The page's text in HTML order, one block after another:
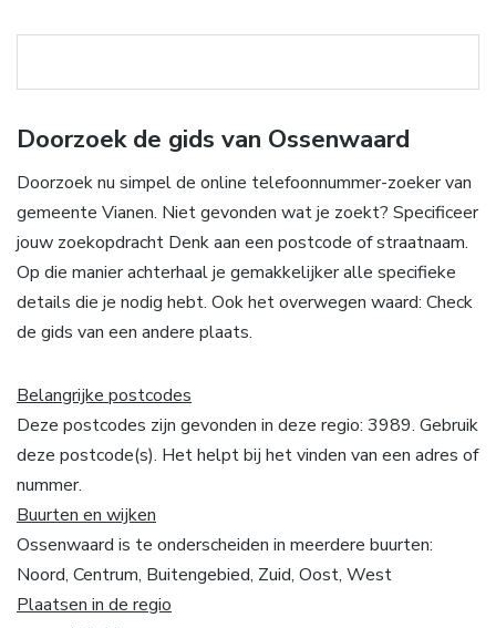
Doorzoek de gids van Ossenwaard
Doorzoek nu simpel de online telefoonnummer-zoeker van
gemeente Vianen. Niet gevonden wat je zoekt? Specificeer
jouw zoekopdracht Denk aan een postcode of straatnaam.
Op die manier achterhaal je gemakkelijker alle specifieke
details die je nodig hebt. Ook het overwegen waard: Check
de gids van een andere plaats.
Belangrijke postcodes
Deze postcodes zijn gevonden in deze regio: 3989. Gebruik
deze postcode(s). Het helpt bij het vinden van een adres of
nummer.
Buurten en wijken
Ossenwaard is te onderscheiden in meerdere buurten:
Noord, Centrum, Buitengebied, Zuid, Oost, West
Plaatsen in de regio